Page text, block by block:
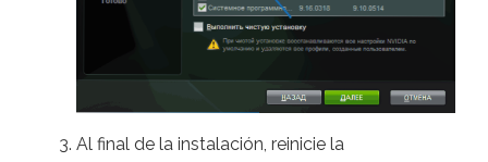
Al final de la instalación, reinicie la